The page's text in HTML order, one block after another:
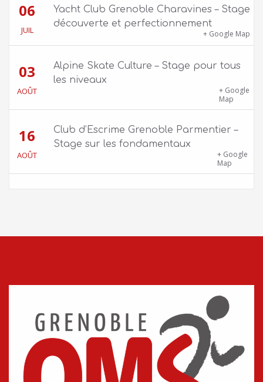
06
JUIL
Yacht Club Grenoble Charavines – Stage
découverte et perfectionnement
+ Google Map
03
AOÛT
Alpine Skate Culture – Stage pour tous
les niveaux
+ Google
Map
16
AOÛT
Club d’Escrime Grenoble Parmentier –
Stage sur les fondamentaux
+ Google
Map